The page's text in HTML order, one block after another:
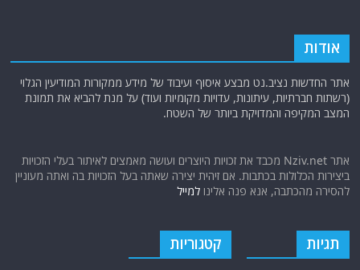
אודות
אתר החדשות נציב.נט מבצע איסוף ועיבוד של מידע ממקורות המודיעין הגלוי
(רשתות חברתיות, עיתונות, עדויות מקומיות ועוד) על מנת להביא את תמונת
המצב המקיפה והמדויקת ביותר של השטח.
אתר Nziv.net מכבד את זכויות היוצרים ועושה מאמצים לאיתור בעלי הזכויות
ביצירות הכלולות בכתבות. אם זיהית יצירה שאתה בעל הזכויות בה ואתה מעוניין
להסירה מהכתבה, אנא פנה אלינולמייל
תגיות קטגוריות